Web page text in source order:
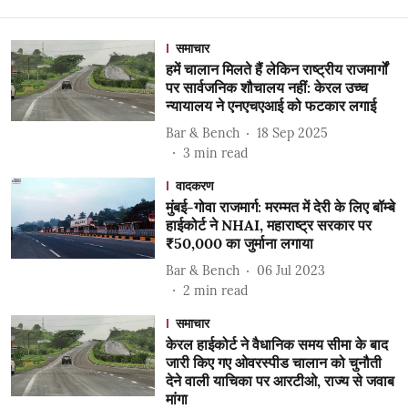
समाचार
हमें चालान मिलते हैं लेकिन राष्ट्रीय राजमार्गों
पर सार्वजनिक शौचालय नहीं: केरल उच्च
न्यायालय ने एनएचएआई को फटकार लगाई
Bar & Bench
18 Sep 2025
3 min read
वादकरण
मुंबई-गोवा राजमार्ग: मरम्मत में देरी के लिए बॉम्बे
हाईकोर्ट ने NHAI, महाराष्ट्र सरकार पर
₹50,000 का जुर्माना लगाया
Bar & Bench
06 Jul 2023
2 min read
समाचार
केरल हाईकोर्ट ने वैधानिक समय सीमा के बाद
जारी किए गए ओवरस्पीड चालान को चुनौती
देने वाली याचिका पर आरटीओ, राज्य से जवाब
मांगा